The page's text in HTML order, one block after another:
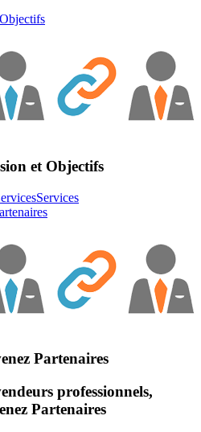
et Objectifs
Services
Partenaires
professionnels,
Partenaires